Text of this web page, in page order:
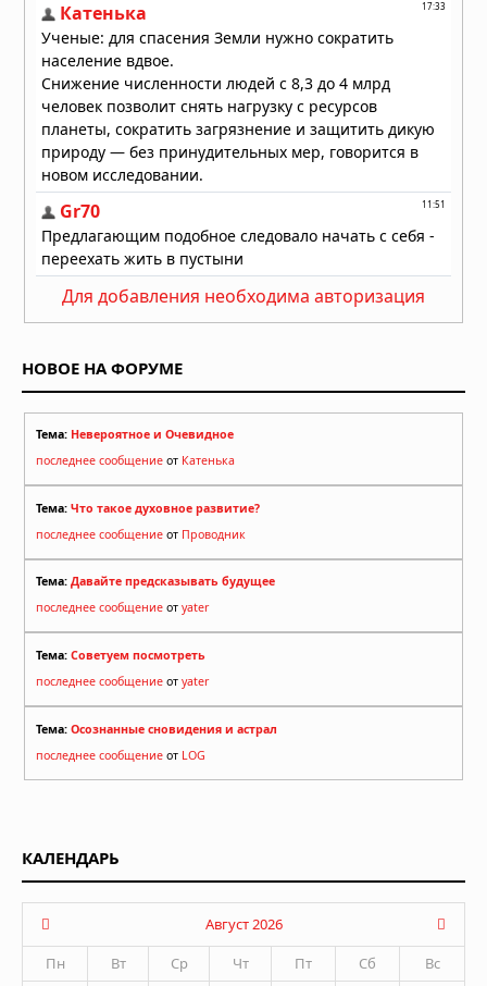
Для добавления необходима авторизация
НОВОЕ НА ФОРУМЕ
Тема: Невероятное и Очевидное
последнее сообщение от Катенька
Тема: Что такое духовное развитие?
последнее сообщение от Проводник
Тема: Давайте предсказывать будущее
последнее сообщение от yater
Тема: Советуем посмотреть
последнее сообщение от yater
Тема: Осознанные сновидения и астрал
последнее сообщение от LOG
КАЛЕНДАРЬ
Август 2026
Пн
Вт Ср Чт Пт Сб Вс